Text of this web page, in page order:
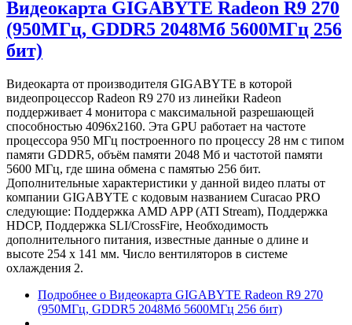
Видеокарта GIGABYTE Radeon R9 270
(950МГц, GDDR5 2048Мб 5600МГц 256
бит)
Видеокарта от производителя GIGABYTE в которой
видеопроцессор Radeon R9 270 из линейки Radeon
поддерживает 4 монитора с максимальной разрешающей
способностью 4096x2160. Эта GPU работает на частоте
процессора 950 МГц построенного по процессу 28 нм с типом
памяти GDDR5, объём памяти 2048 Мб и частотой памяти
5600 МГц, где шина обмена с памятью 256 бит.
Дополнительные характеристики у данной видео платы от
компании GIGABYTE с кодовым названием Curacao PRO
следующие: Поддержка AMD APP (ATI Stream), Поддержка
HDCP, Поддержка SLI/CrossFire, Необходимость
дополнительного питания, известные данные о длине и
высоте 254 х 141 мм. Число вентиляторов в системе
охлаждения 2.
Подробнее о Видеокарта GIGABYTE Radeon R9 270
(950МГц, GDDR5 2048Мб 5600МГц 256 бит)